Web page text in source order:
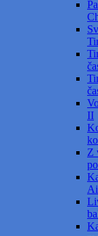
II
Z